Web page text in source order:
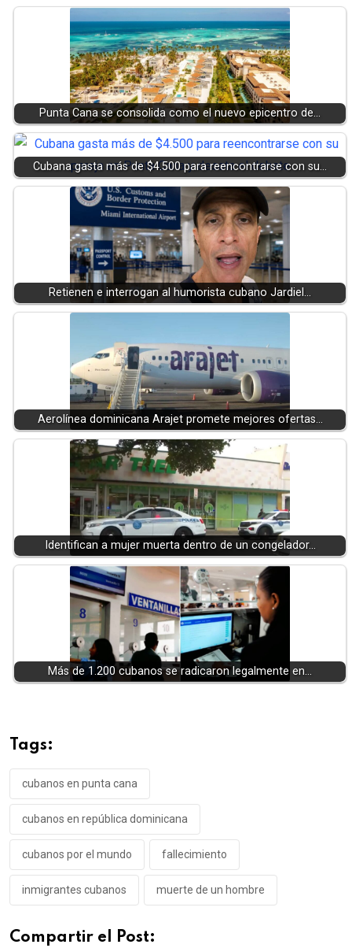
Punta Cana se consolida como el nuevo epicentro de…
Cubana gasta más de $4.500 para reencontrarse con su…
Retienen e interrogan al humorista cubano Jardiel…
Aerolínea dominicana Arajet promete mejores ofertas…
Identifican a mujer muerta dentro de un congelador…
Más de 1.200 cubanos se radicaron legalmente en…
Tags:
cubanos en punta cana
cubanos en república dominicana
cubanos por el mundo fallecimiento
inmigrantes cubanos muerte de un hombre
Compartir el Post: